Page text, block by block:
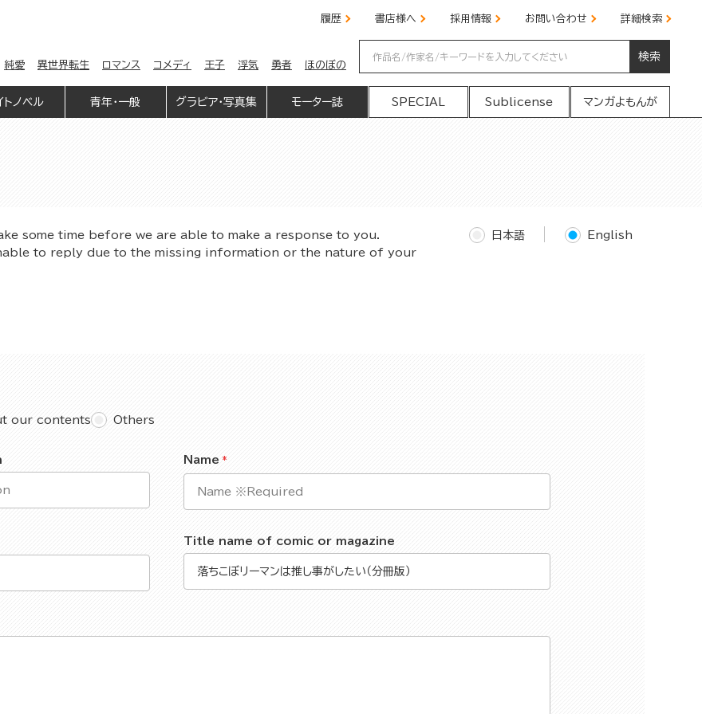
履歴 書店様へ 採用情報 お問い合わせ 詳細検索
純愛 異世界転生 ロマンス コメディ 王子 浮気 勇者 ほのぼの
検索
トノベル 青年・一般 グラビア・写真集 モーター誌 SPECIAL Sublicense マンガよもんが
some time before we are able to make a response to you.
to reply due to the missing information or the nature of your
日本語 English
our contents Others
Name
Title name of comic or magazine